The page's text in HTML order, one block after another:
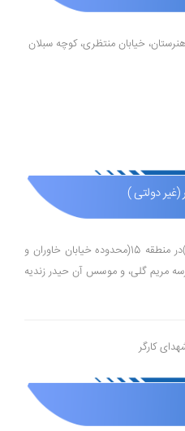
خیابان منتظری، کوچه سبلان
دولتی )
مدرسهشهدای کارگر پسرانه(غیر دولتی)در منطقه 15(محدوده خیابان خاوران و
مریم گلی، و موسس آن حیدر زندیه
کارگر